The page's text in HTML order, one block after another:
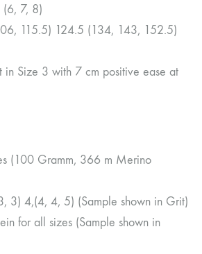
7, 8)
115.5) 124.5 (134, 143, 152.5)
in Size 3 with 7 cm positive ease at
(100 Gramm, 366 m Merino
3) 4,(4, 4, 5) (Sample shown in Grit)
for all sizes (Sample shown in